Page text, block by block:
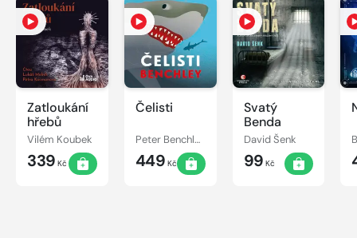
Zatloukání
hřebů
Vilém Koubek
339 Kč
Čelisti
Peter Benchley
449 Kč
Svatý
Benda
David Šenk
99 Kč